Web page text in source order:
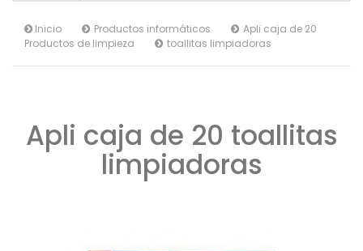
Inicio
Productos informáticos
Productos de limpieza
Apli caja de 20
toallitas limpiadoras
Apli caja de 20 toallitas
limpiadoras